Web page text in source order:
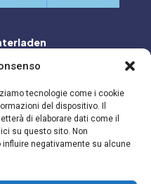
tecnologie come i cookie
del dispositivo. Il
di elaborare dati come il
su questo sito. Non
negativamente su alcune